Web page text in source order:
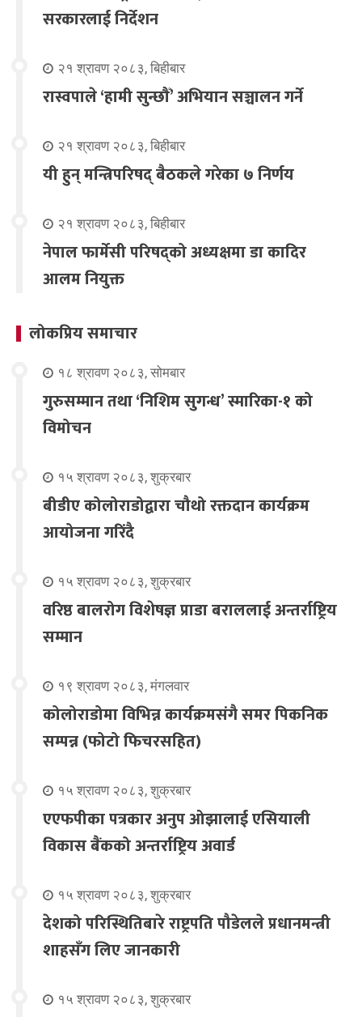
सरकारलाई निर्देशन
२१ श्रावण २०८३, बिहीबार
रास्वपाले ‘हामी सुन्छौँ’ अभियान सञ्चालन गर्ने
२१ श्रावण २०८३, बिहीबार
यी हुन् मन्त्रिपरिषद् बैठकले गरेका ७ निर्णय
२१ श्रावण २०८३, बिहीबार
नेपाल फार्मेसी परिषद्को अध्यक्षमा डा कादिर
आलम नियुक्त
लोकप्रिय समाचार
१८ श्रावण २०८३, सोमबार
गुरुसम्मान तथा ‘निशिम सुगन्ध’ स्मारिका-१ को
विमोचन
१५ श्रावण २०८३, शुक्रबार
बीडीए कोलोराडोद्वारा चौथो रक्तदान कार्यक्रम
आयोजना गरिंदै
१५ श्रावण २०८३, शुक्रबार
वरिष्ठ बालरोग विशेषज्ञ प्राडा बराललाई अन्तर्राष्ट्रिय
सम्मान
१९ श्रावण २०८३, मंगलवार
कोलोराडोमा विभिन्न कार्यक्रमसंगै समर पिकनिक
सम्पन्न (फोटो फिचरसहित)
१५ श्रावण २०८३, शुक्रबार
एएफपीका पत्रकार अनुप ओझालाई एसियाली
विकास बैंकको अन्तर्राष्ट्रिय अवार्ड
१५ श्रावण २०८३, शुक्रबार
देशको परिस्थितिबारे राष्ट्रपति पौडेलले प्रधानमन्त्री
शाहसँग लिए जानकारी
१५ श्रावण २०८३, शुक्रबार